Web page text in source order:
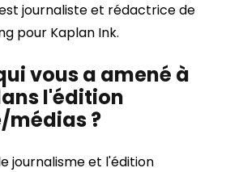
journaliste et rédactrice de
pour Kaplan Ink.
vous a amené à
l'édition
médias ?
journalisme et l'édition